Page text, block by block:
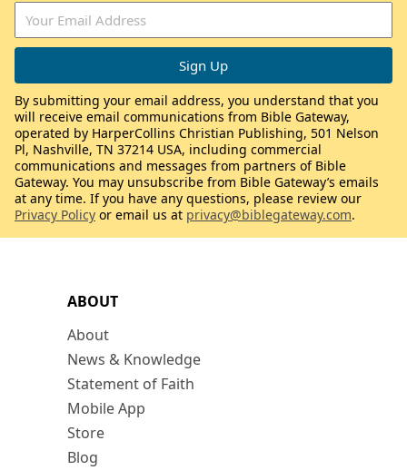
ABOUT
About
News & Knowledge
Statement of Faith
Mobile App
Store
Blog
By submitting your email address, you understand that you
will receive email communications from Bible Gateway,
operated by HarperCollins Christian Publishing, 501 Nelson
Pl, Nashville, TN 37214 USA, including commercial
communications and messages from partners of Bible
Gateway. You may unsubscribe from Bible Gateway’s emails
at any time. If you have any questions, please review our
Privacy Policy or email us at privacy@biblegateway.com.